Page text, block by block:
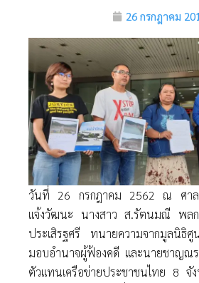
26 กรกฎาคม
วันที่ 26 กรกฎาคม 2562 ณ ศาล
แจ้งวัฒนะ นางสาว ส.รัตนมณี พลก
ประเสิรฐศรี ทนายความจากมูลนิธิ
มอบอำนาจผู้ฟ้องคดี และนายชาญณ
ตัวแทนเครือข่ายประชาชนไทย 8 จั